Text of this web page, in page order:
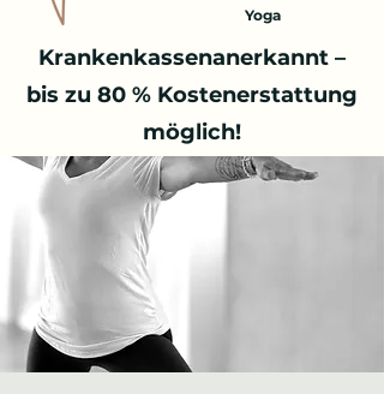
Yoga
Krankenkassenanerkannt –
bis zu 80 % Kostenerstattung
möglich!